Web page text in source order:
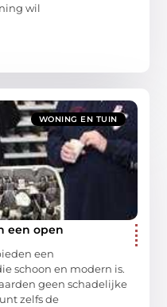
wil
WONING EN TUIN
een open
een
schoon en modern is.
geen schadelijke
zelfs de